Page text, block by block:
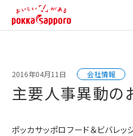
2016年04月11日 会社情報
主要人事異動の
ポッカサッポロフード＆ビバレ